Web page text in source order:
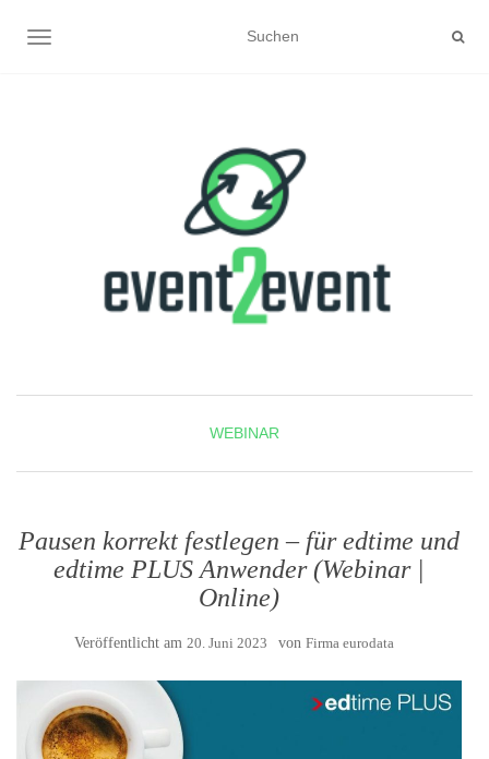
NAVIGATION UMSCHALTEN
WEBINAR
Pausen korrekt festlegen – für edtime und
edtime PLUS Anwender (Webinar |
Online)
Veröffentlicht am 20. Juni 2023 von Firma eurodata